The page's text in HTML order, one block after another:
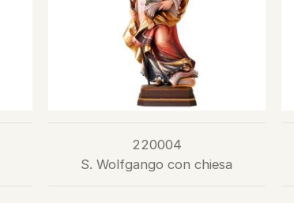
220004
S. Wolfgango con chiesa